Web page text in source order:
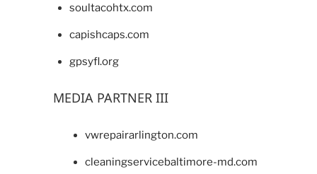
soultacohtx.com
capishcaps.com
gpsyfl.org
MEDIA PARTNER III
vwrepairarlington.com
cleaningservicebaltimore-md.com